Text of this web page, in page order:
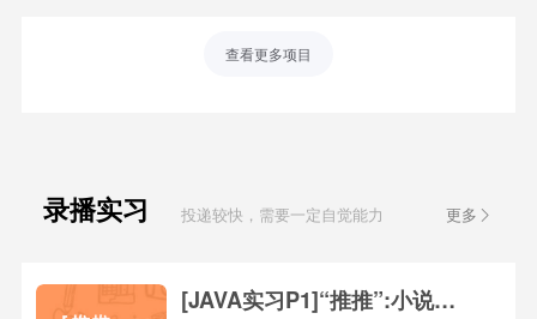
查看更多项目
录播实习
投递较快，需要一定自觉能力 更多
[JAVA实习P1]“推推”:小说白嫖最新更新